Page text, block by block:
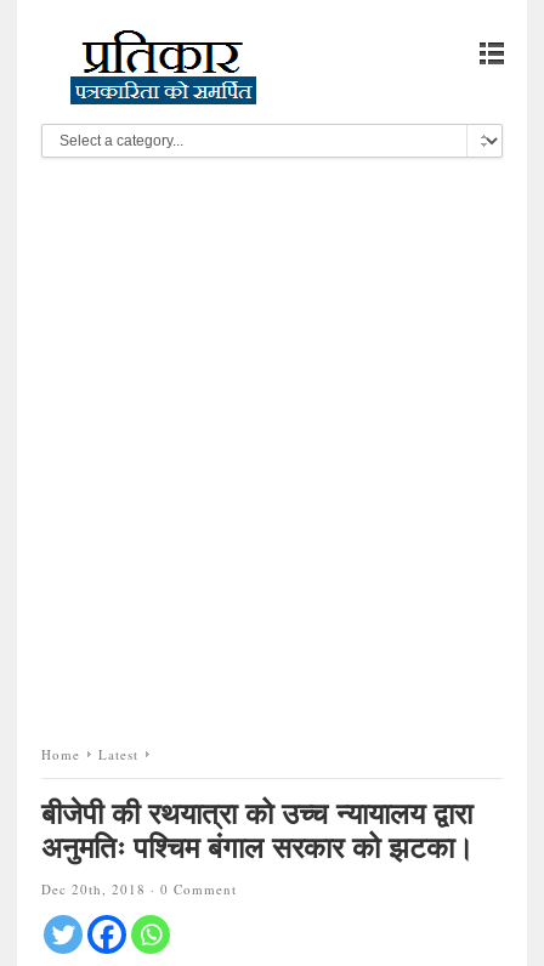
Home Latest
बीजेपी की रथयात्रा को उच्च न्यायालय द्वारा
अनुमतिः पश्चिम बंगाल सरकार को झटका।
Dec 20th, 2018 · 0 Comment